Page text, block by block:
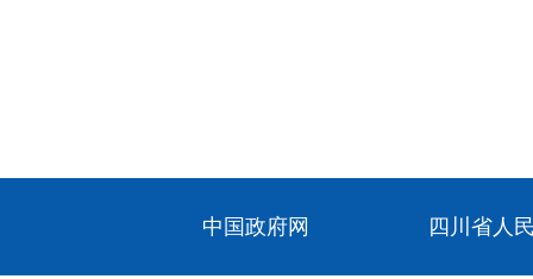
中国政府网 四川省人